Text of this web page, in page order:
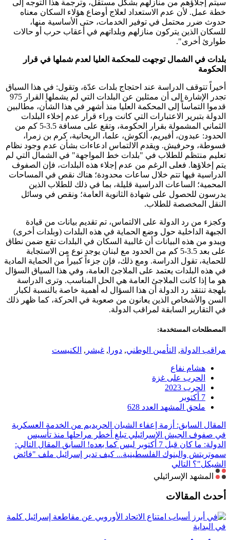
سيتم إجلاؤهم من منازلهم بشكل مستقل، وترجمة هذا التوجه إلى
خطة عمل. لأن عدم الاستعداد لعلاج أوضاع هؤلاء السكان معناه
حدوث ضرر محتمل في توفير الخدمات، حتى الأساسية منها،
للسكان الذين يتركون منازلهم وبلداتهم في أعقاب حرب أو حالات
طوارئ أخرى".
بلدات في الشمال توجهت للمحكمة العليا لعدم شملها في قرار
الحكومة
أخيراً تتوقف الدراسة عند احتجاج بلدات عدّة، وتقول: في هذا السياق
تجدر الإشارة إلى أن ممثلين عن البلدات التي لم يشملها القرار 975
قدموا التماساً إلى المحكمة العليا منذ أشهر في هذا الشأن، مطالبين
الدولة بتبرير الاعتبارات التي كانت وراء قرار عدم إخلاء البلدات
الثماني المشمولة بقرار الحكومة، وتقع على مسافة 3.5-5 كم من
الحدود: عبدون، أفيريم، ألكوش، علما، الريحانية، كرم بن زمرا،
فسوطة، وحرفيش. ويقدم الالتماس ادعاءات بشأن عدم وجود نظام
تعليم منتظم للطلاب في "بلدات خط المواجهة" في الشمال التي لم
يتم إخلاؤها. فعلى الرغم من عدم إجلاء هذه البلدات، فإن الصفوف
الدراسية فيها تتم خلال ساعات محدودة؛ هناك نقص في المساحات
المحمية؛ الساعات الدراسية قليلة، بما في ذلك للطلاب الذين
يدرسون للحصول على شهادة الثانوية العامة؛ ونقص في وسائل
النقل المخصصة للطلاب.
وكجزء من رد الدولة على الالتماس، تم تقديم بيانات من قيادة
الجبهة الداخلية حول وضع الحماية في هذه البلدات (وبلدات أخرى)
ويبدو من هذه البيانات أن غالبية السكان في البلدات تقع ضمن نطاق
على بعد 3.5-5 كم من الحدود مع لبنان يوجد نوع من الاستجابة
للحماية، تقول الدراسة. ومع ذلك، فإن جزءاً كبيراً من الحماية المادية
في هذه البلدات يعتمد على الملاجئ العامة، وفي هذا السياق السؤال
هو ما إذا كانت الملاجئ العامة هي الحل المناسب. وترى الدراسة
بلهجة تنتقد رد الدولة أن هذا السؤال له أهمية خاصة بالنسبة لكبار
السن والأشخاص الذين يعانون من صعوبة في الحركة، كما ظهر ذلك
في التقارير السابقة لمراقب الدولة.
المصطلحات المستخدمة:
مراقب الدولة, التأمين الوطني, دورا , غيشر , الكنيست
هشام نفاع
الحرب على غزة
الحرب 2023
7 أكتوبر
ملحق المشهد العدد 628
المقال السابق: أزمة إعفاء الشبان الحريديم من الخدمة العسكرية
في صفوف الجيش الإسرائيلي تبلغ أخطر مراحلها منذ تأسيس
الدولة: ما كان قبل 7 أكتوبر ليس كما بعده!
السابق المقال التالي:
سموتريتش والبنوك الفلسطينية... كيف تدير إسرائيل ملف "فائض
الشيكل"؟ التالي
المشهد الإسرائيلي
أحدث المقالات
كلمة
في البداية